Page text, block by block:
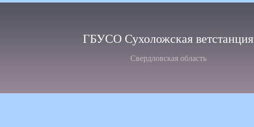
ГБУСО Сухоложская ветстанция
Свердловская область